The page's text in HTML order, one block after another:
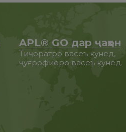
APL® GO дар ҷаҳон
Тиҷоратро васеъ кунед,
ҷуғрофиёро васеъ кунед.